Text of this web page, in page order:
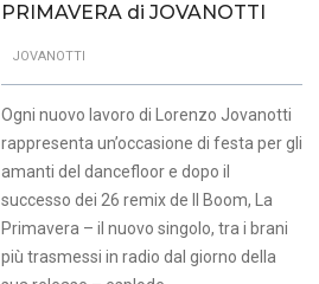
PRIMAVERA di JOVANOTTI
JOVANOTTI
Ogni nuovo lavoro di Lorenzo Jovanotti
rappresenta un’occasione di festa per gli
amanti del dancefloor e dopo il
successo dei 26 remix de Il Boom, La
Primavera – il nuovo singolo, tra i brani
più trasmessi in radio dal giorno della